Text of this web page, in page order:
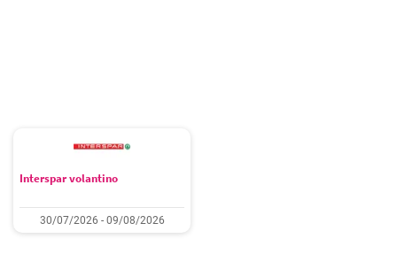
Interspar volantino
30/07/2026 - 09/08/2026